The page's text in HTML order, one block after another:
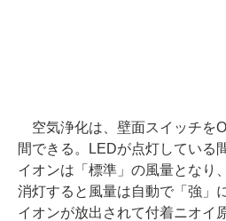
空気浄化は、壁面スイッチを
間できる。LEDが点灯している
イオンは「標準」の風量となり
消灯すると風量は自動で「強」
イオンが放出されて付着ニオイ